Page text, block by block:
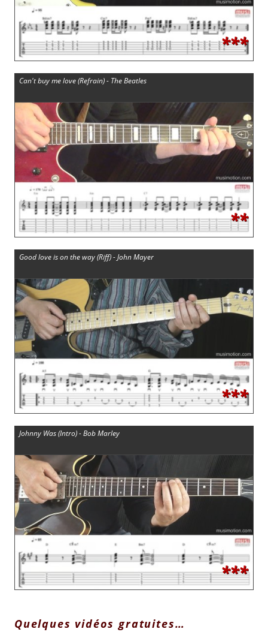
***
Can't buy me love (Refrain) - The Beatles
**
Good love is on the way (Riff) - John Mayer
***
Johnny Was (Intro) - Bob Marley
***
Quelques vidéos gratuites…